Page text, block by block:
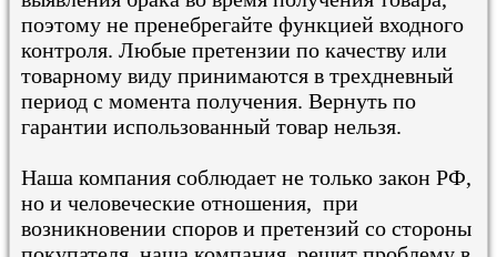
поэтому не пренебрегайте функцией входного
контроля. Любые претензии по качеству или
товарному виду принимаются в трехдневный
период с момента получения. Вернуть по
гарантии использованный товар нельзя.
Наша компания соблюдает не только закон РФ,
но и человеческие отношения, при
возникновении споров и претензий со стороны